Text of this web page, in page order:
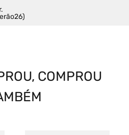
COMPROU